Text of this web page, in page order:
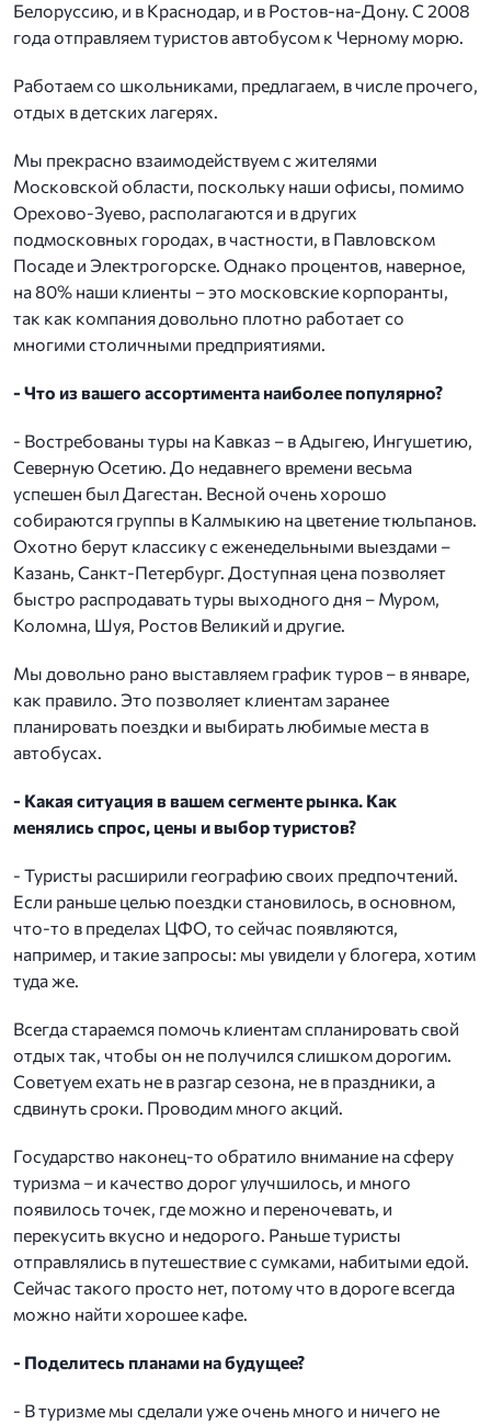
Белоруссию, и в Краснодар, и в Ростов-на-Дону. С 2008
года отправляем туристов автобусом к Черному морю.
Работаем со школьниками, предлагаем, в числе прочего,
отдых в детских лагерях.
Мы прекрасно взаимодействуем с жителями
Московской области, поскольку наши офисы, помимо
Орехово-Зуево, располагаются и в других
подмосковных городах, в частности, в Павловском
Посаде и Электрогорске. Однако процентов, наверное,
на 80% наши клиенты – это московские корпоранты,
так как компания довольно плотно работает со
многими столичными предприятиями.
- Что из вашего ассортимента наиболее популярно?
- Востребованы туры на Кавказ – в Адыгею, Ингушетию,
Северную Осетию. До недавнего времени весьма
успешен был Дагестан. Весной очень хорошо
собираются группы в Калмыкию на цветение тюльпанов.
Охотно берут классику с еженедельными выездами –
Казань, Санкт-Петербург. Доступная цена позволяет
быстро распродавать туры выходного дня – Муром,
Коломна, Шуя, Ростов Великий и другие.
Мы довольно рано выставляем график туров – в январе,
как правило. Это позволяет клиентам заранее
планировать поездки и выбирать любимые места в
автобусах.
- Какая ситуация в вашем сегменте рынка. Как
менялись спрос, цены и выбор туристов?
- Туристы расширили географию своих предпочтений.
Если раньше целью поездки становилось, в основном,
что-то в пределах ЦФО, то сейчас появляются,
например, и такие запросы: мы увидели у блогера, хотим
туда же.
Всегда стараемся помочь клиентам спланировать свой
отдых так, чтобы он не получился слишком дорогим.
Советуем ехать не в разгар сезона, не в праздники, а
сдвинуть сроки. Проводим много акций.
Государство наконец-то обратило внимание на сферу
туризма – и качество дорог улучшилось, и много
появилось точек, где можно и переночевать, и
перекусить вкусно и недорого. Раньше туристы
отправлялись в путешествие с сумками, набитыми едой.
Сейчас такого просто нет, потому что в дороге всегда
можно найти хорошее кафе.
- Поделитесь планами на будущее?
- В туризме мы сделали уже очень много и ничего не